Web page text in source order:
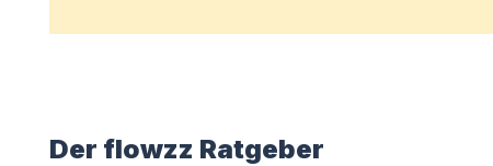
Der flowzz Ratgeber